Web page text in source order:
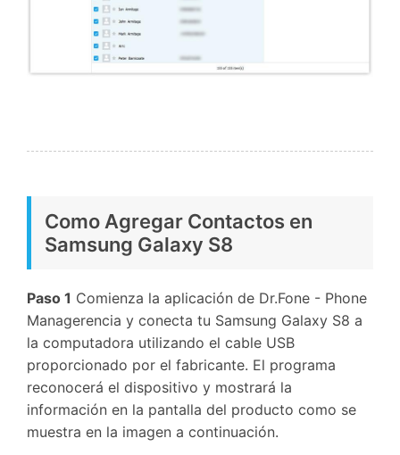
Como Agregar Contactos en
Samsung Galaxy S8
Paso 1 Comienza la aplicación de Dr.Fone - Phone
Managerencia y conecta tu Samsung Galaxy S8 a
la computadora utilizando el cable USB
proporcionado por el fabricante. El programa
reconocerá el dispositivo y mostrará la
información en la pantalla del producto como se
muestra en la imagen a continuación.